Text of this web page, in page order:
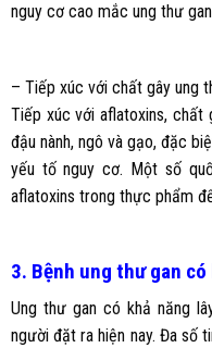
nguy cơ cao mắc ung thư
– Tiếp xúc với chất gây ung
Tiếp xúc với aflatoxins,
đậu nành, ngô và gạo, đặc
yếu tố nguy cơ. Một số
aflatoxins trong thực phẩm
3. Bệnh ung thư gan
Ung thư gan có khả năng
người đặt ra hiện nay. Đa số